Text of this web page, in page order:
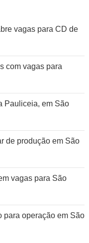
vagas para CD de
com vagas para
Pauliceia, em São
de produção em São
vagas para São
para operação em São